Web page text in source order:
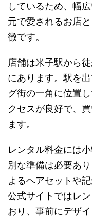
しているため、幅
元で愛されるお店
徴です。
店舗は米子駅から
にあります。駅を
グ街の一角に位置
クセスが良好で、
ます。
レンタル料金には
別な準備は必要あ
よるヘアセットや
公式サイトではレ
おり、事前にデザ